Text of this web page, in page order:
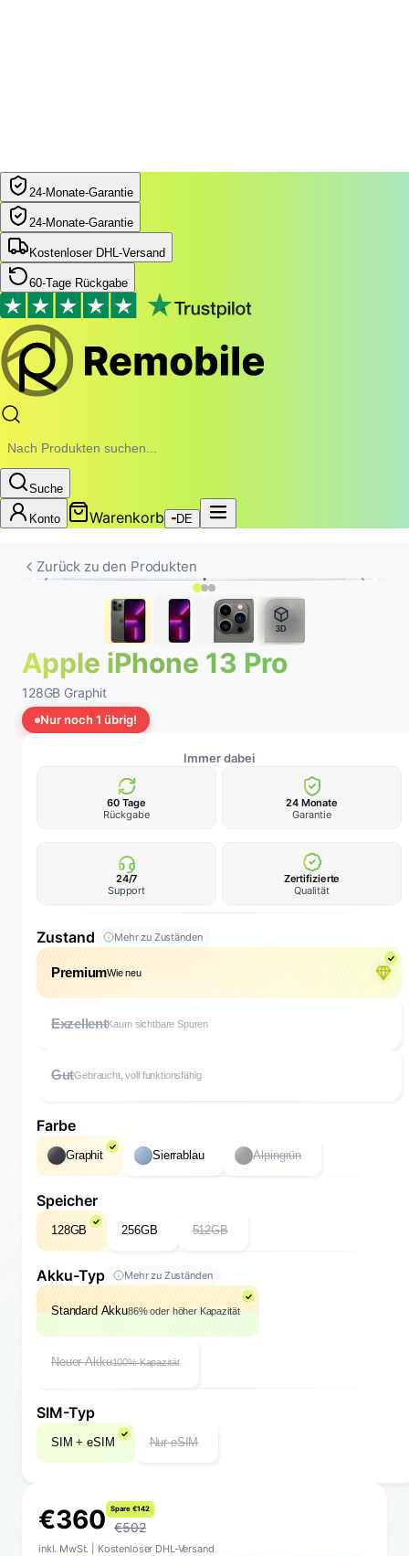
24‑Monate‑Garantie
24‑Monate‑Garantie
Kostenloser DHL-Versand
60-Tage Rückgabe
Suche
Konto Warenkorb DE
Zurück zu den Produkten
3D
Apple iPhone 13 Pro
128GB Graphit
Nur noch 1 übrig!
€360 Spare €142
€502
inkl. MwSt. Kostenloser DHL-Versand
Immer dabei
60 Tage
Rückgabe
24 Monate
Garantie
24/7
Support
Zertifizierte
Qualität
Zustand Mehr zu Zuständen
PremiumWie neu
ExzellentKaum sichtbare Spuren
GutGebraucht, voll funktionsfähig
Farbe
Graphit Sierrablau Alpingrün
Speicher
128GB 256GB 512GB
Akku-Typ Mehr zu Zuständen
Standard Akku86% oder höher Kapazität
Neuer Akku100% Kapazität
SIM-Typ
SIM + eSIM Nur eSIM